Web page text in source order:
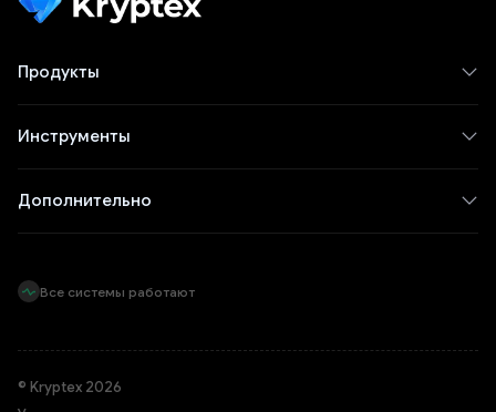
Продукты
Инструменты
Дополнительно
Все системы работают
© Kryptex 2026